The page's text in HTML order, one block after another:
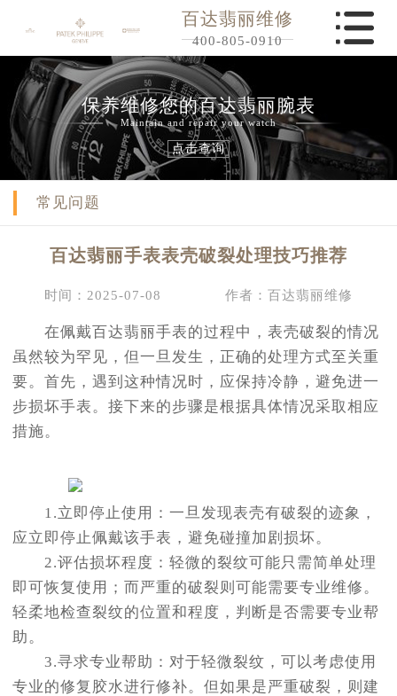
百达翡丽维修
400-805-0910
保养维修您的百达翡丽腕表
Maintain and repair your watch
点击查询
常见问题
百达翡丽手表表壳破裂处理技巧推荐
时间：2025-07-08 作者：百达翡丽维修
在佩戴百达翡丽手表的过程中，表壳破裂的情况
虽然较为罕见，但一旦发生，正确的处理方式至关重
要。首先，遇到这种情况时，应保持冷静，避免进一
步损坏手表。接下来的步骤是根据具体情况采取相应
措施。
1.立即停止使用：一旦发现表壳有破裂的迹象，
应立即停止佩戴该手表，避免碰撞加剧损坏。
2.评估损坏程度：轻微的裂纹可能只需简单处理
即可恢复使用；而严重的破裂则可能需要专业维修。
轻柔地检查裂纹的位置和程度，判断是否需要专业帮
助。
3.寻求专业帮助：对于轻微裂纹，可以考虑使用
专业的修复胶水进行修补。但如果是严重破裂，则建